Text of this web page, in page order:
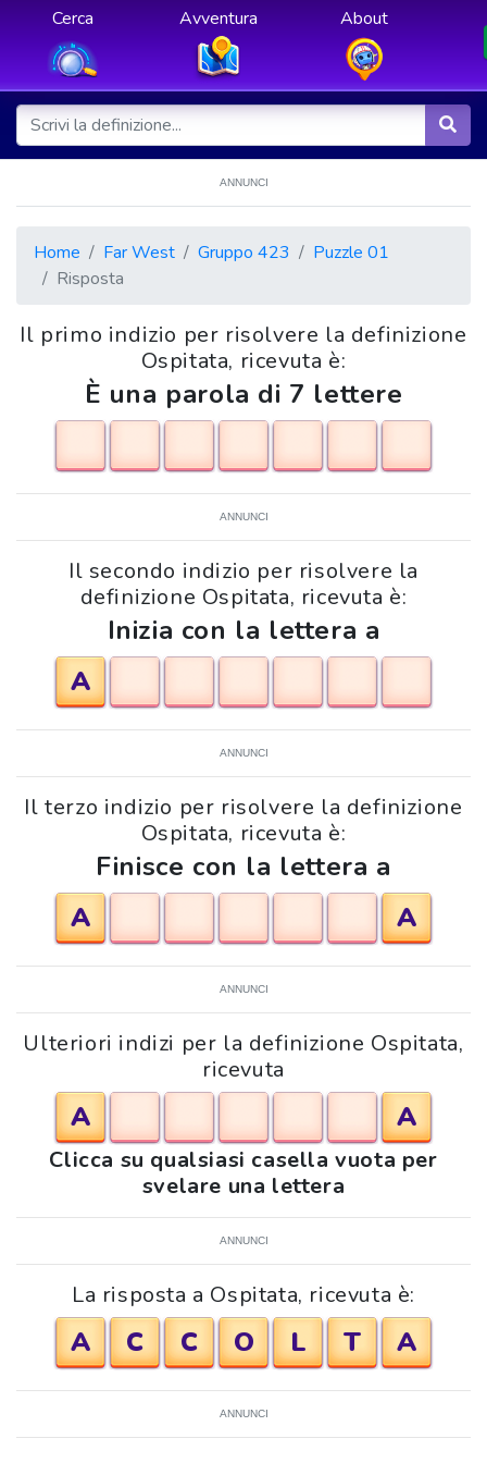
Cerca Avventura About
ANNUNCI
Home Far West Gruppo 423
Puzzle 01
Risposta
Il primo indizio per risolvere la definizione
Ospitata, ricevuta è:
È una parola di 7 lettere
ANNUNCI
Il secondo indizio per risolvere la
definizione Ospitata, ricevuta è:
Inizia con la lettera a
A
ANNUNCI
Il terzo indizio per risolvere la definizione
Ospitata, ricevuta è:
Finisce con la lettera a
A
A
ANNUNCI
Ulteriori indizi per la definizione Ospitata,
ricevuta
A A
Clicca su qualsiasi casella vuota per
svelare una lettera
ANNUNCI
La risposta a Ospitata, ricevuta è:
A C C O L T A
ANNUNCI